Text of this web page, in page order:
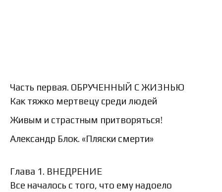
Часть первая. ОБРУЧЕННЫЙ С ЖИЗНЬЮ
Как тяжко мертвецу среди людей
Живым и страстным притворяться!
Александр Блок. «Пляски смерти»
Глава 1. ВНЕДРЕНИЕ
Все началось с того, что ему надоело